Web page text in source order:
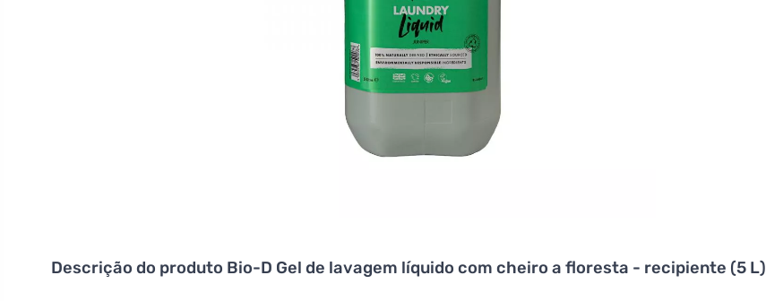
Descrição do produto Bio-D Gel de lavagem líquido com cheiro a floresta - recipiente (5 L)